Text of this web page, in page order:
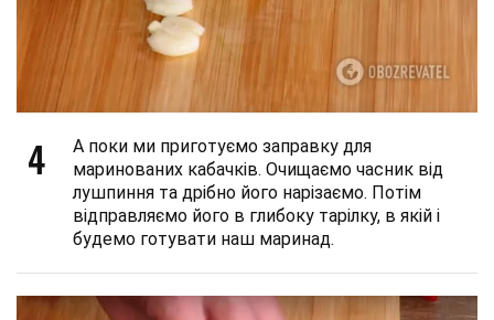
4
А поки ми приготуємо заправку для
маринованих кабачків. Очищаємо часник від
лушпиння та дрібно його нарізаємо. Потім
відправляємо його в глибоку тарілку, в якій і
будемо готувати наш маринад.